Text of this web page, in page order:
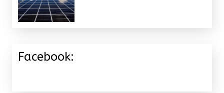
Facebook: